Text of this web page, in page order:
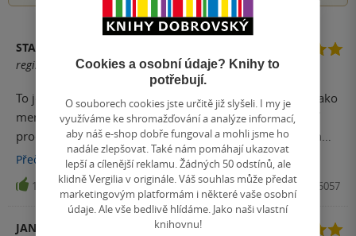
STARKOVÁ
registrovaný uživatel
To je asi nejlepší knížka od tohoto autora. Četla jsem ji jako
menší, ale i teď se k ní jednou za čas vrátím a znovu si jí
pročítám. Moc pěkný a zajímavý příběh. (Před začátkem
čtení si nakupte co nejvíce čokolády, protože v průběhu
děje na ní budete mít velkou chuť.)
Přečíst více
104 Kniha, Knižní klub, 2016, 9788024255057
JANA H.
Cookies a osobní údaje? Knihy to
potřebují.
O souborech cookies jste určitě již slyšeli. I my je
využíváme ke shromažďování a analýze informací,
aby náš e-shop dobře fungoval a mohli jsme ho
nadále zlepšovat. Také nám pomáhají ukazovat
lepší a cílenější reklamu. Žádných 50 odstínů, ale
klidně Vergilia v originále. Váš souhlas může předat
marketingovým platformám i některé vaše osobní
údaje. Ale vše bedlivě hlídáme. Jako naši vlastní
knihovnu!